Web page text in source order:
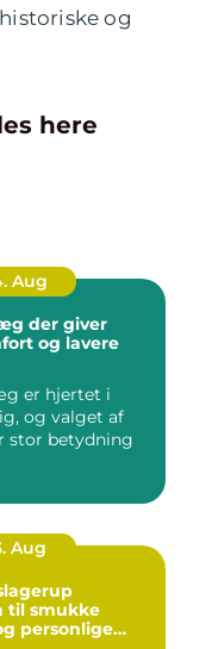
og
here
Aug
der giver
og lavere
er hjertet i
og valget af
stor betydning
Aug
til smukke
personlige